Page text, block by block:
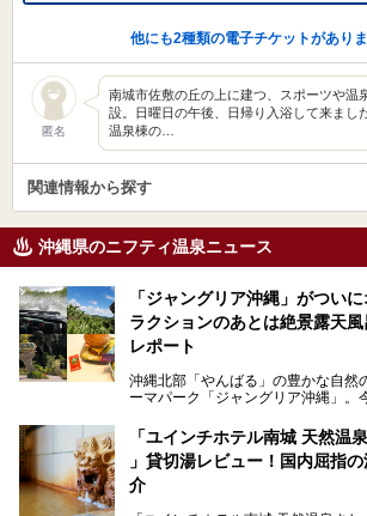
他にも2種類の電子チケットがあり
匿名
南城市佐敷の丘の上に建つ、スポーツや温
設。日曜日の午後、日帰り入浴して来まし
温泉棟の…
関連情報から探す
沖縄県のニフティ温泉ニュース
「ジャングリア沖縄」がつい
ラクションのあとは絶景露天
レポート
沖縄北部「やんばる」の豊かな自然
ーマパーク「ジャングリア沖縄」。
グリアの全貌をお届けすべく、見ど
法まで徹底解説していきます。
「ユインチホテル南城 天然温
」貸切湯レビュー！国内屈指
介